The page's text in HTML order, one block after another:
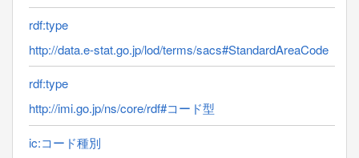
rdf:type
http://data.e-stat.go.jp/lod/terms/sacs#StandardAreaCode
rdf:type
http://imi.go.jp/ns/core/rdf#コード型
ic:コード種別